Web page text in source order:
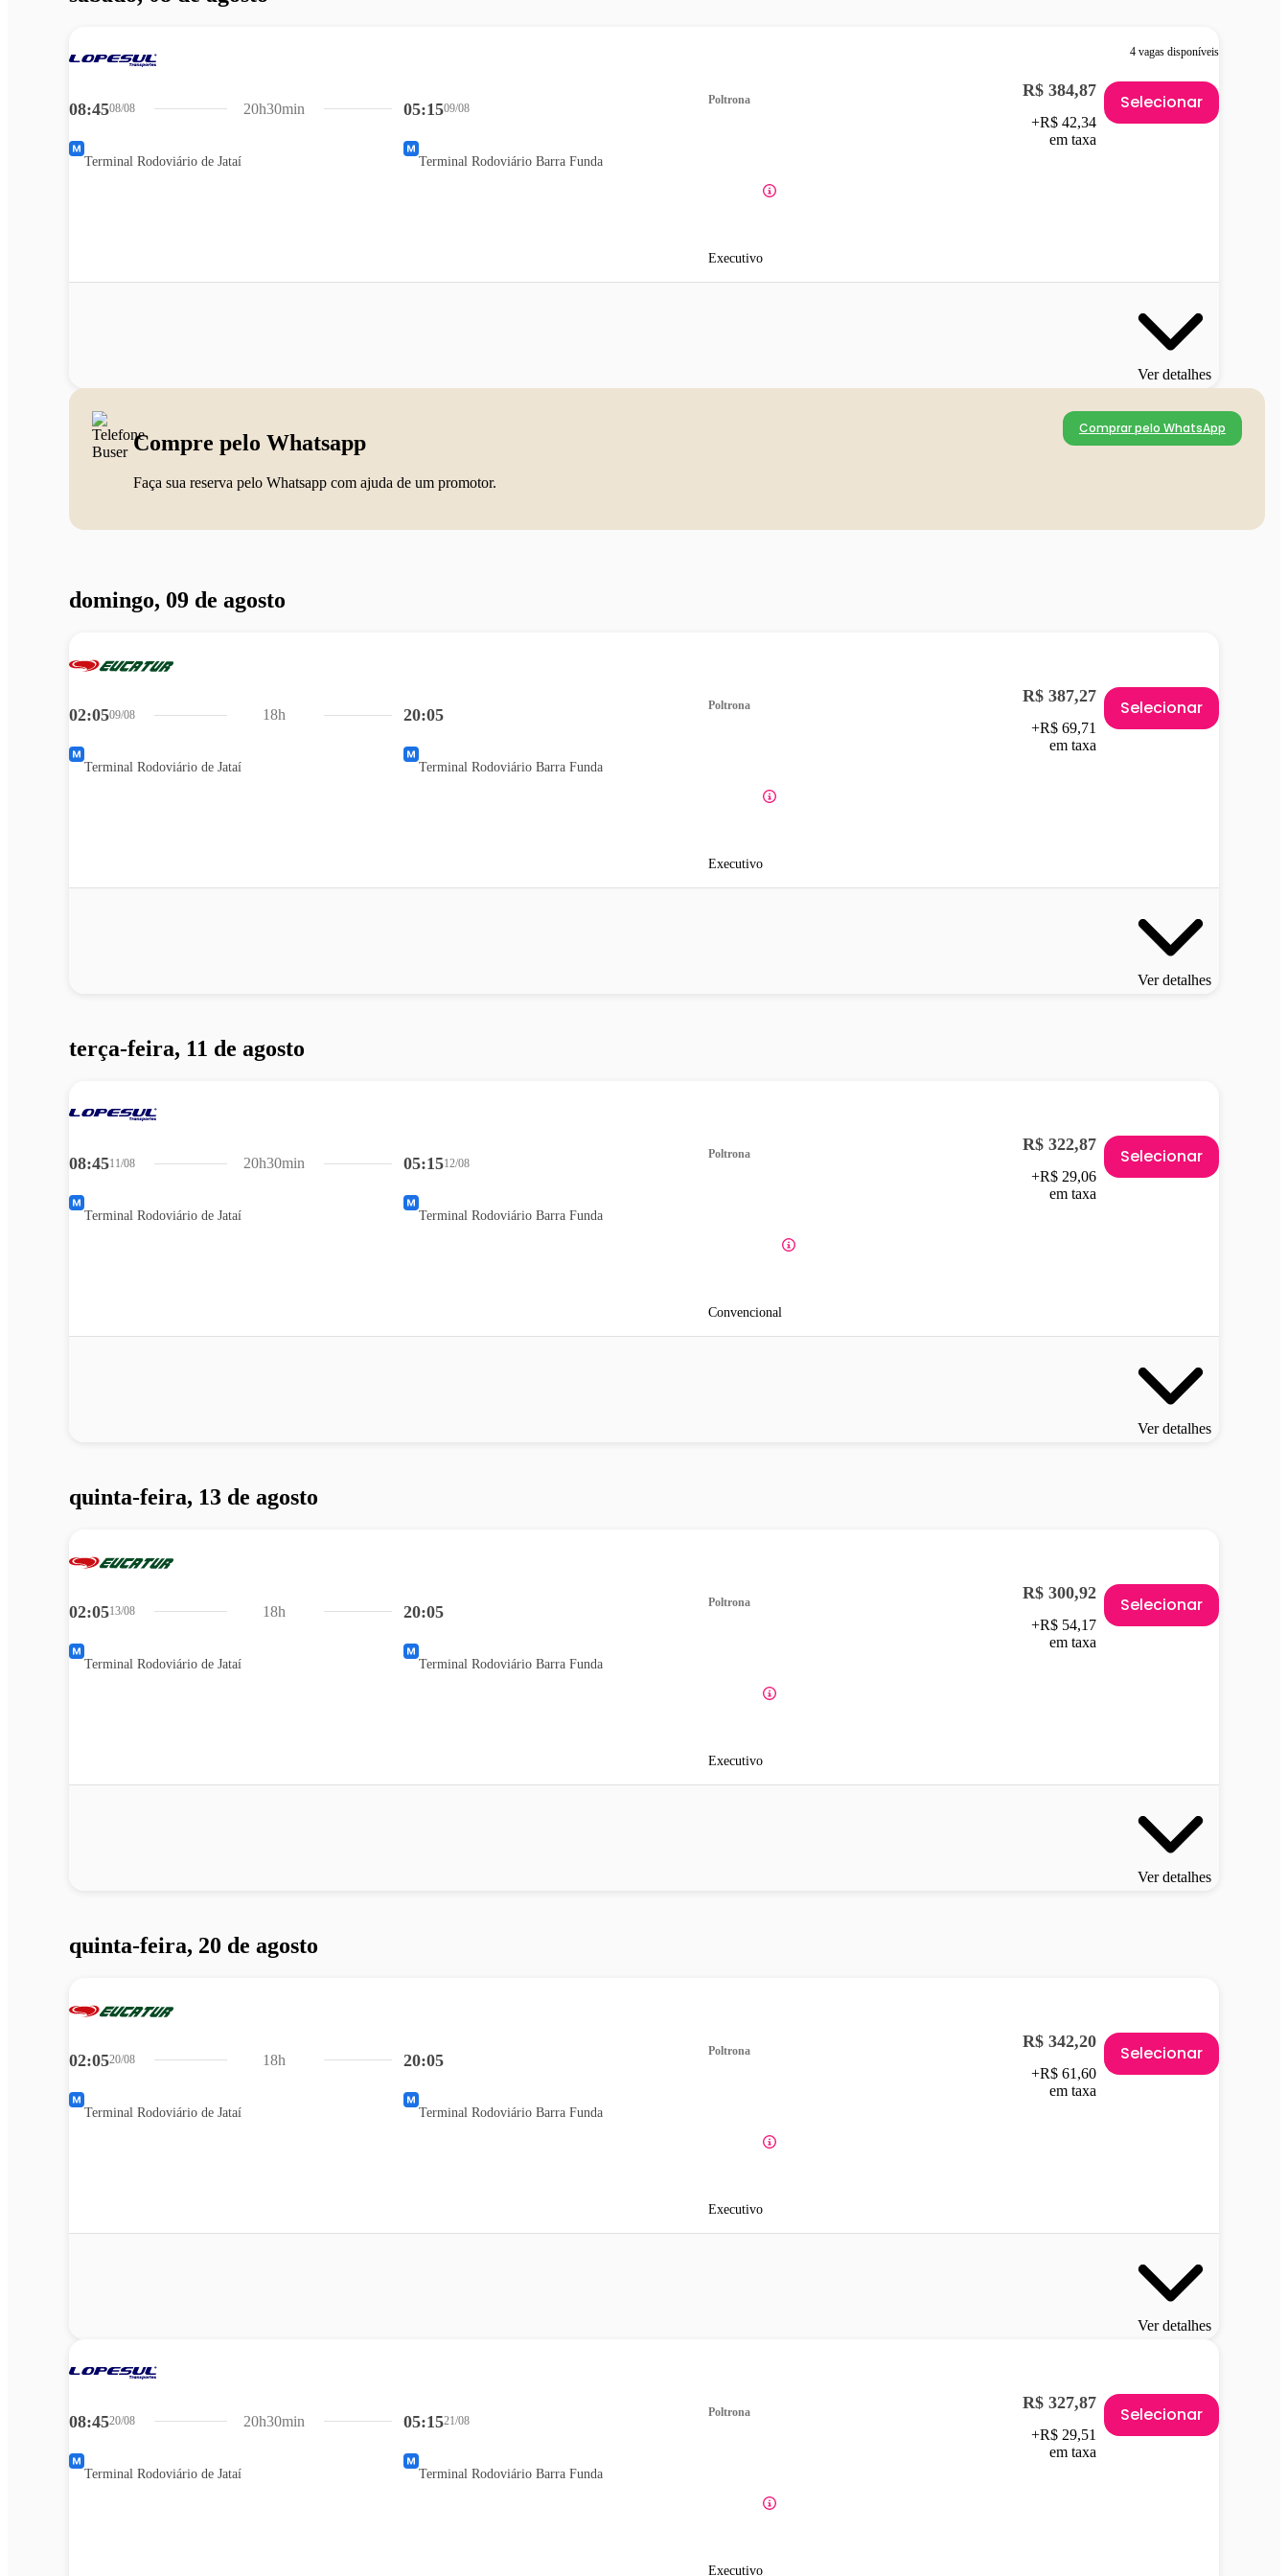
4 vagas disponíveis
08:4508/08
Terminal Rodoviário de Jataí
05:1509/08
Terminal Rodoviário Barra Funda
20h30min
Poltrona
Executivo
R$ 384,87
+R$ 42,34
em taxa
Selecionar
Ver detalhes
Compre pelo Whatsapp
Faça sua reserva pelo Whatsapp com ajuda de um promotor.
Comprar pelo WhatsApp
domingo, 09 de agosto
02:0509/08
Terminal Rodoviário de Jataí
20:05
Terminal Rodoviário Barra Funda
18h
Poltrona
Executivo
R$ 387,27
+R$ 69,71
em taxa
Selecionar
Ver detalhes
terça-feira, 11 de agosto
08:4511/08
Terminal Rodoviário de Jataí
05:1512/08
Terminal Rodoviário Barra Funda
20h30min
Poltrona
Convencional
R$ 322,87
+R$ 29,06
em taxa
Selecionar
Ver detalhes
quinta-feira, 13 de agosto
02:0513/08
Terminal Rodoviário de Jataí
20:05
Terminal Rodoviário Barra Funda
18h
Poltrona
Executivo
R$ 300,92
+R$ 54,17
em taxa
Selecionar
Ver detalhes
quinta-feira, 20 de agosto
02:0520/08
Terminal Rodoviário de Jataí
20:05
Terminal Rodoviário Barra Funda
18h
Poltrona
Executivo
R$ 342,20
+R$ 61,60
em taxa
Selecionar
Ver detalhes
08:4520/08
Terminal Rodoviário de Jataí
05:1521/08
Terminal Rodoviário Barra Funda
20h30min
Poltrona
Executivo
R$ 327,87
+R$ 29,51
em taxa
Selecionar